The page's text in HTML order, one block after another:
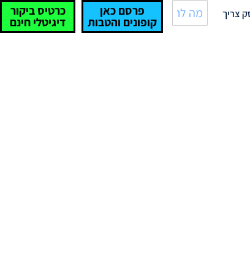
צריך פרסם כאן
קופונים והטבות
כרטיס ביקור
דיגיטלי חינם